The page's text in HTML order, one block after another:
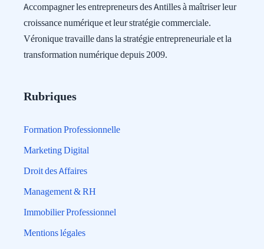
Accompagner les entrepreneurs des Antilles à maîtriser leur
croissance numérique et leur stratégie commerciale.
Véronique travaille dans la stratégie entrepreneuriale et la
transformation numérique depuis 2009.
Rubriques
Formation Professionnelle
Marketing Digital
Droit des Affaires
Management & RH
Immobilier Professionnel
Mentions légales